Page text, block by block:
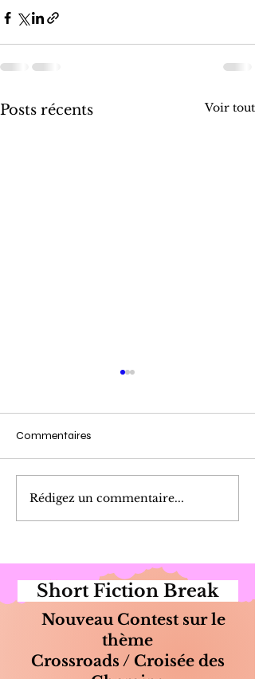
Posts récents Voir tout
Cueillette du Matin
Commentaires
Rédigez un commentaire...
Short Fiction Break
Nouveau Contest sur le
thème
Crossroads / Croisée des